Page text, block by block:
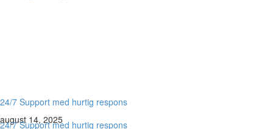
24/7 Support med hurtig respons
august 14, 2025
24/7 Support med hurtig respons